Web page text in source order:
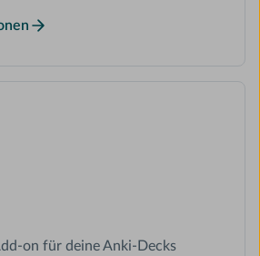
on für deine Anki-Decks